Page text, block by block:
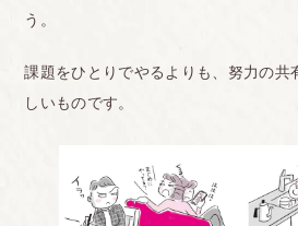
う。
課題をひとりでやるよりも、努力の共
しいものです。